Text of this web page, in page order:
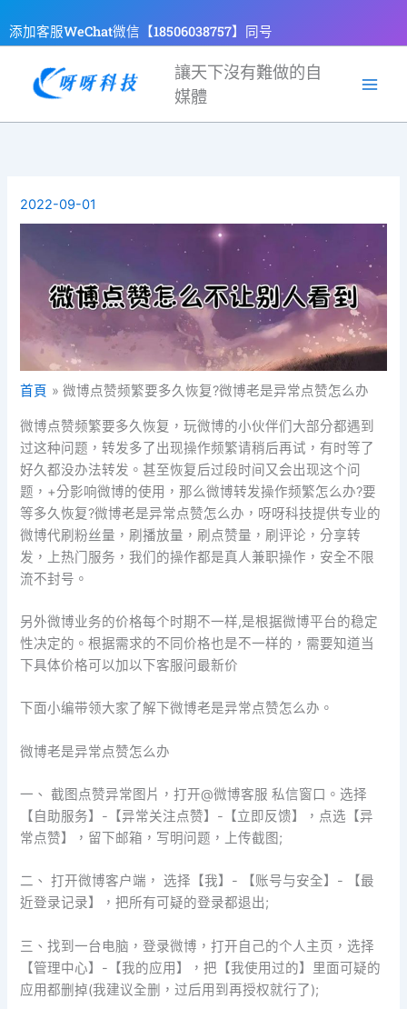
至
容
添加客服WeChat微信【18506038757】同号
讓天下沒有難做的自
媒體
2022-09-01
首頁 微博点赞频繁要多久恢复?微博老是异常点赞怎么办
微博点赞频繁要多久恢复，玩微博的小伙伴们大部分都遇到
过这种问题，转发多了出现操作频繁请稍后再试，有时等了
好久都没办法转发。甚至恢复后过段时间又会出现这个问
题，+分影响微博的使用，那么微博转发操作频繁怎么办?要
等多久恢复?微博老是异常点赞怎么办，呀呀科技提供专业的
微博代刷粉丝量，刷播放量，刷点赞量，刷评论，分享转
发，上热门服务，我们的操作都是真人兼职操作，安全不限
流不封号。
另外微博业务的价格每个时期不一样,是根据微博平台的稳定
性决定的。根据需求的不同价格也是不一样的，需要知道当
下具体价格可以加以下客服问最新价
下面小编带领大家了解下微博老是异常点赞怎么办。
微博老是异常点赞怎么办
一、 截图点赞异常图片，打开@微博客服 私信窗口。选择
【自助服务】-【异常关注点赞】-【立即反馈】，点选【异
常点赞】，留下邮箱，写明问题，上传截图;
二、 打开微博客户端， 选择【我】- 【账号与安全】- 【最
近登录记录】，把所有可疑的登录都退出;
三、找到一台电脑，登录微博，打开自己的个人主页，选择
【管理中心】-【我的应用】，把【我使用过的】里面可疑的
应用都删掉(我建议全删，过后用到再授权就行了);